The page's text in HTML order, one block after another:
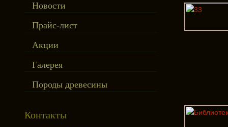
Новости
Прайс-лист
Акции
Галерея
Породы древесины
Контакты